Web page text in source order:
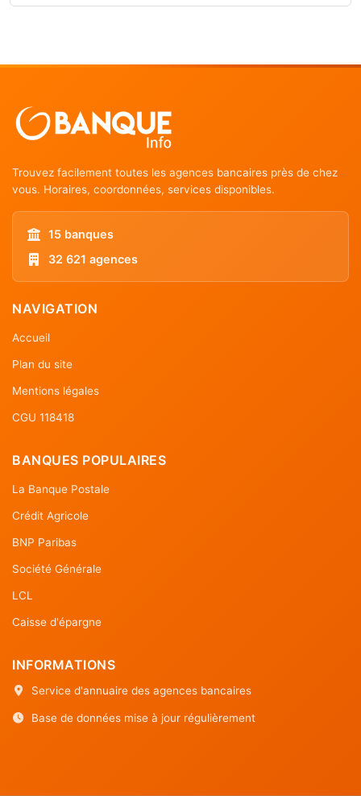
Trouvez facilement toutes les agences bancaires près de chez
vous. Horaires, coordonnées, services disponibles.
15 banques
32 621 agences
NAVIGATION
Accueil
Plan du site
Mentions légales
CGU 118418
BANQUES POPULAIRES
La Banque Postale
Crédit Agricole
BNP Paribas
Société Générale
LCL
Caisse d'épargne
INFORMATIONS
Service d'annuaire des agences bancaires
Base de données mise à jour régulièrement